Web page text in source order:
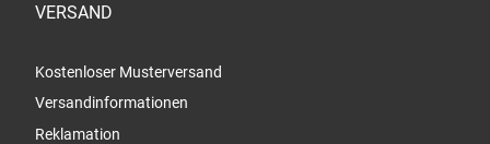
VERSAND
Kostenloser Musterversand
Versandinformationen
Reklamation